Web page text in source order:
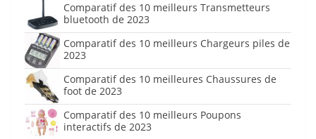
Comparatif des 10 meilleurs Transmetteurs
bluetooth de 2023
Comparatif des 10 meilleurs Chargeurs piles de
2023
Comparatif des 10 meilleures Chaussures de
foot de 2023
Comparatif des 10 meilleurs Poupons
interactifs de 2023